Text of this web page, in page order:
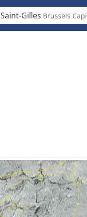
Saint-Gilles Brussels Capital